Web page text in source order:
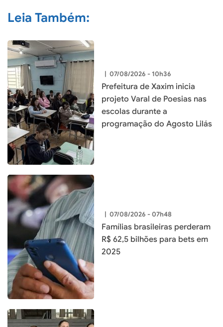
Leia Também:
| 07/08/2026 - 10h36
Prefeitura de Xaxim inicia
projeto Varal de Poesias nas
escolas durante a
programação do Agosto Lilás
| 07/08/2026 - 07h48
Famílias brasileiras perderam
R$ 62,5 bilhões para bets em
2025